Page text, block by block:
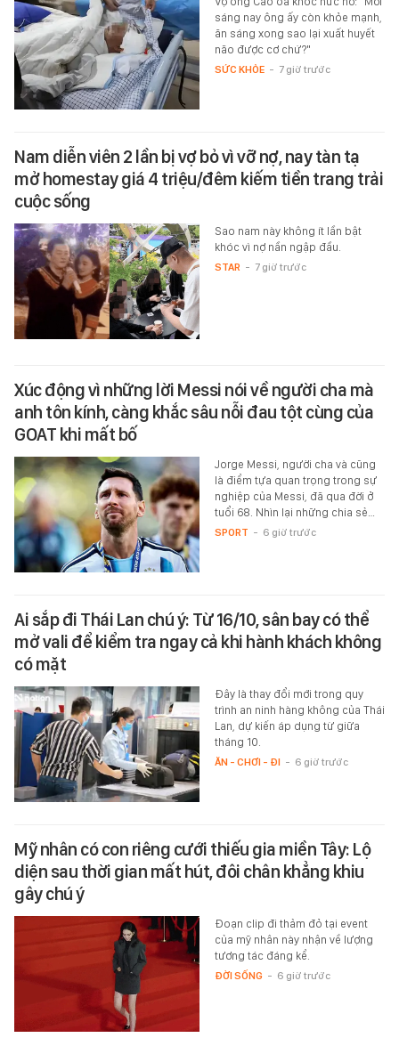
sáng nay ông ấy còn khỏe mạnh,
ăn sáng xong sao lại xuất huyết
não được cơ chứ?"
SỨC KHỎE - 7 giờ trước
Nam diễn viên 2 lần bị vợ bỏ vì vỡ nợ, nay tàn tạ
mở homestay giá 4 triệu/đêm kiếm tiền trang trải
cuộc sống
Sao nam này không ít lần bật
khóc vì nợ nần ngập đầu.
STAR - 7 giờ trước
Xúc động vì những lời Messi nói về người cha mà
anh tôn kính, càng khắc sâu nỗi đau tột cùng của
GOAT khi mất bố
Jorge Messi, người cha và cũng
là điểm tựa quan trọng trong sự
nghiệp của Messi, đã qua đời ở
tuổi 68. Nhìn lại những chia sẻ…
SPORT - 6 giờ trước
Ai sắp đi Thái Lan chú ý: Từ 16/10, sân bay có thể
mở vali để kiểm tra ngay cả khi hành khách không
có mặt
Đây là thay đổi mới trong quy
trình an ninh hàng không của Thái
Lan, dự kiến áp dụng từ giữa
tháng 10.
ĂN - CHƠI - ĐI - 6 giờ trước
Mỹ nhân có con riêng cưới thiếu gia miền Tây: Lộ
diện sau thời gian mất hút, đôi chân khẳng khiu
gây chú ý
Đoạn clip đi thảm đỏ tại event
của mỹ nhân này nhận về lượng
tương tác đáng kể.
ĐỜI SỐNG - 6 giờ trước